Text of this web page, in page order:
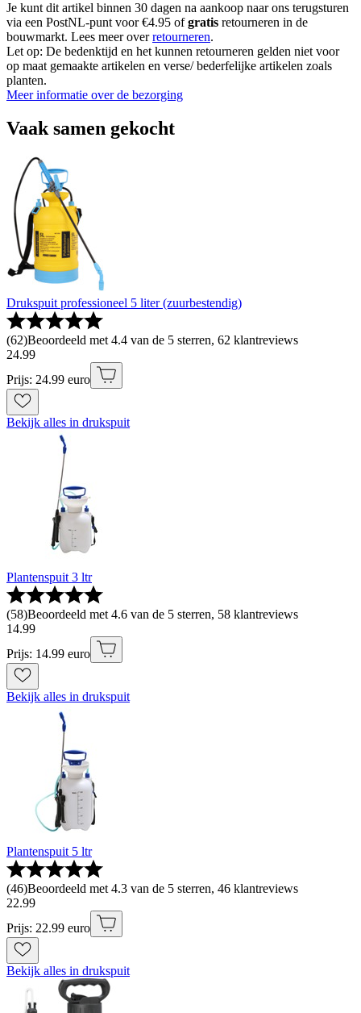
Je kunt dit artikel binnen 30 dagen na aankoop naar ons terugsturen
via een PostNL-punt voor €4.95 ofgratis retourneren in de
bouwmarkt. Lees meer overretourneren.
Let op: De bedenktijd en het kunnen retourneren gelden niet voor
op maat gemaakte artikelen en verse/ bederfelijke artikelen zoals
planten.
Meer informatie over de bezorging
Vaak samen gekocht
Drukspuit professioneel 5 liter (zuurbestendig)
(62)Beoordeeld met 4.4 van de 5 sterren, 62 klantreviews
24.99
Prijs: 24.99 euro
Bekijk alles in drukspuit
Plantenspuit 3 ltr
(58)Beoordeeld met 4.6 van de 5 sterren, 58 klantreviews
14.99
Prijs: 14.99 euro
Bekijk alles in drukspuit
Plantenspuit 5 ltr
(46)Beoordeeld met 4.3 van de 5 sterren, 46 klantreviews
22.99
Prijs: 22.99 euro
Bekijk alles in drukspuit